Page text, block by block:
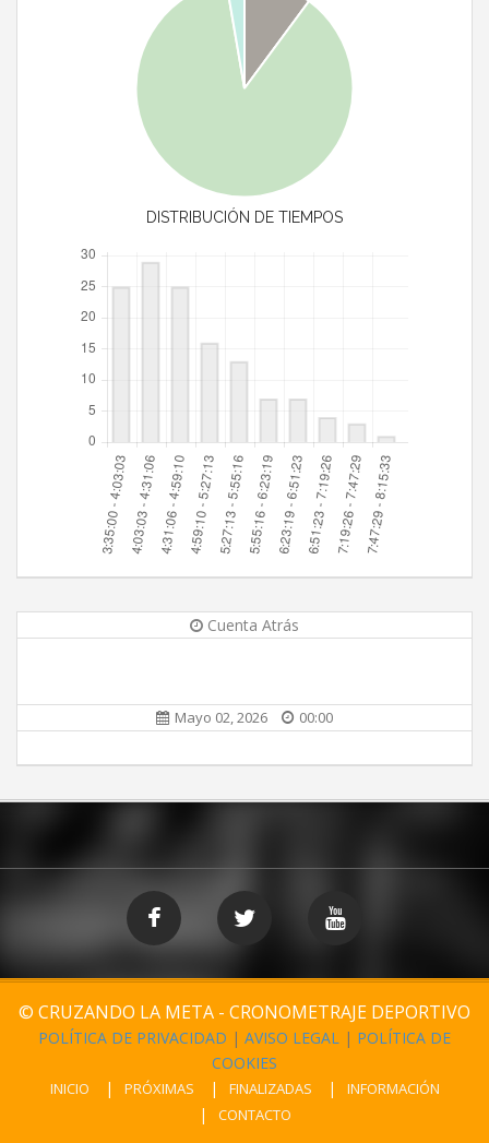
DISTRIBUCIÓN DE TIEMPOS
Cuenta Atrás
Mayo 02, 2026 00:00
© CRUZANDO LA META - CRONOMETRAJE DEPORTIVO
POLÍTICA DE PRIVACIDAD | AVISO LEGAL | POLÍTICA DE
COOKIES
INICIO PRÓXIMAS FINALIZADAS
INFORMACIÓN
CONTACTO